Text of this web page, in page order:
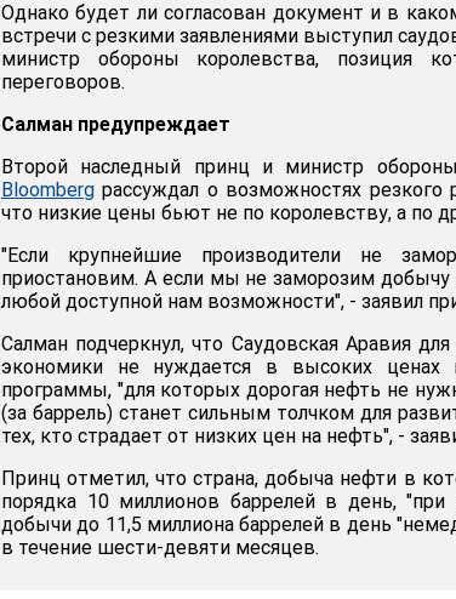
Однако будет ли согласован документ и в
встречи с резкими заявлениями выступил
министр обороны королевства, позиция
переговоров.
Салман предупреждает
Второй наследный принц и министр
Bloomberg рассуждал о возможностях
что низкие цены бьют не по королевству, а по
"Если крупнейшие производители не
приостановим. А если мы не заморозим
любой доступной нам возможности", - заявил
Салман подчеркнул, что Саудовская Аравия
экономики не нуждается в высоких
программы, "для которых дорогая нефть не
(за баррель) станет сильным толчком для
тех, кто страдает от низких цен на нефть", -
Принц отметил, что страна, добыча нефти в
порядка 10 миллионов баррелей в день,
добычи до 11,5 миллиона баррелей в день
в течение шести-девяти месяцев.